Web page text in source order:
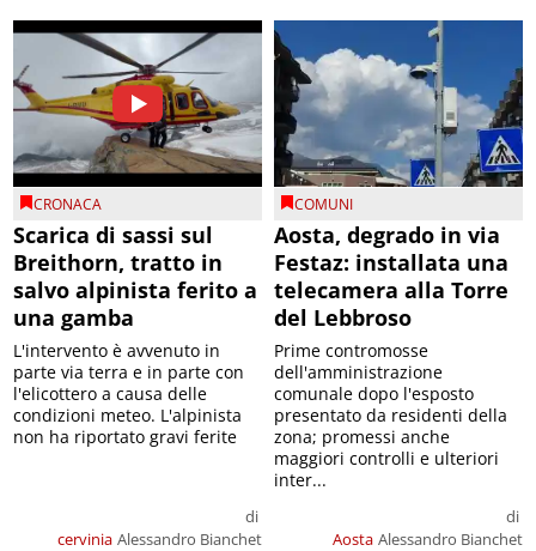
CRONACA
Scarica di sassi sul
Breithorn, tratto in
salvo alpinista ferito a
una gamba
cervinia
di
Alessandro Bianchet
L'intervento è avvenuto in
parte via terra e in parte con
l'elicottero a causa delle
condizioni meteo. L'alpinista
non ha riportato gravi ferite
COMUNI
Aosta, degrado in via
Festaz: installata una
telecamera alla Torre
del Lebbroso
Aosta
di
Alessandro Bianchet
Prime contromosse
dell'amministrazione
comunale dopo l'esposto
presentato da residenti della
zona; promessi anche
maggiori controlli e ulteriori
inter...